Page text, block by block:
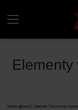
content
Strona główna / Zabawki / Elementy